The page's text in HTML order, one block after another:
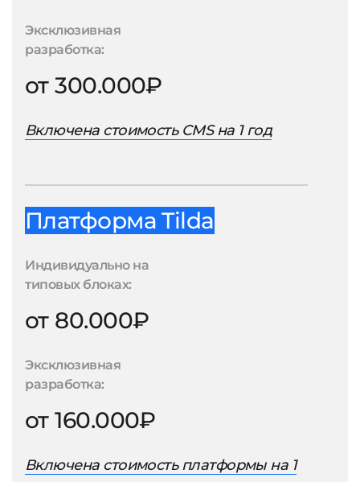
Эксклюзивная
разработка:
от 300.000₽
Включена стоимость CMS на 1 год
Платформа Tilda
Индивидуально на
типовых блоках:
от 80.000₽
Эксклюзивная
разработка:
от 160.000₽
Включена стоимость платформы на 1